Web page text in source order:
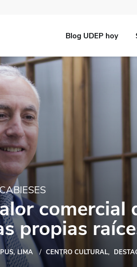
Blog UDEP hoy
comercial
propias
LIMA CENTRO CULTURAL